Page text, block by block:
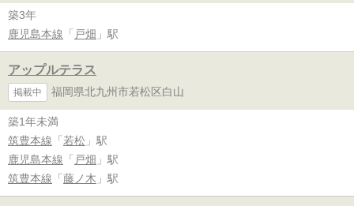
築3年
鹿児島本線 「 戸畑 」駅
アップルテラス
掲載中 福岡県北九州市若松区白山
築1年未満
筑豊本線 「 若松 」駅
鹿児島本線 「 戸畑 」駅
筑豊本線 「 藤ノ木 」駅